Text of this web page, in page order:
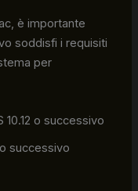
è importante
soddisfi i requisiti
per
o successivo
successivo